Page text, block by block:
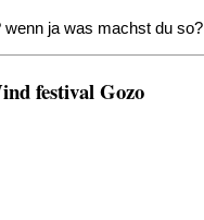
ja was machst du so?
festival Gozo